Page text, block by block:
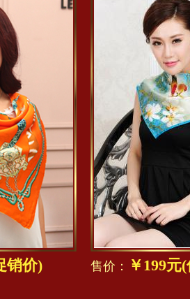
销价) 售价： ￥199元